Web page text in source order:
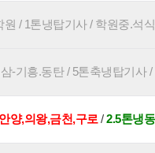
/ 1톤냉탑기사 / 학원중.석
-기흥.동탄 / 5톤축냉탑기사
양,의왕,금천,구로 /2.5톤냉